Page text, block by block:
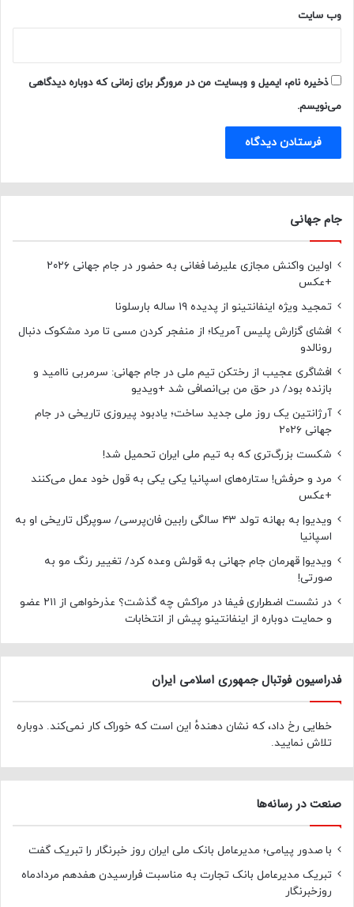
وب‌ سایت
ذخیره نام، ایمیل و وبسایت من در مرورگر برای زمانی که دوباره دیدگاهی
می‌نویسم.
جام جهانی
اولین واکنش مجازی علیرضا فغانی به حضور در جام جهانی ۲۰۲۶
+عکس
تمجید ویژه اینفانتینو از پدیده ۱۹ ساله بارسلونا
افشای گزارش پلیس آمریکا؛ از منفجر کردن مسی تا مرد مشکوک دنبال
رونالدو
افشاگری عجیب از رختکن تیم ملی در جام جهانی: سرمربی ناامید و
بازنده بود/ در حق من بی‌انصافی شد +ویدیو
آرژانتین یک روز ملی جدید ساخت؛ یادبود پیروزی تاریخی در جام
جهانی ۲۰۲۶
شکست بزرگ‌تری که به تیم ملی ایران تحمیل شد!
مرد و حرفش! ستاره‌های اسپانیا یکی یکی به قول خود عمل می‌کنند
+عکس
ویدیو| به بهانه تولد ۴۳ سالگی رابین فان‌پرسی/ سوپرگل تاریخی او به
اسپانیا
ویدیو| قهرمان جام جهانی به قولش وعده کرد/ تغییر رنگ مو به
صورتی!
در نشست اضطراری فیفا در مراکش چه گذشت؟ عذرخواهی از ۲۱۱ عضو
و حمایت دوباره از اینفانتینو پیش از انتخابات
فدراسیون فوتبال جمهوری اسلامی ایران
خطایی رخ داد، که نشان دهندهٔ این است که خوراک کار نمی‌کند. دوباره
تلاش نمایید.
صنعت در رسانه‌ها
با صدور پیامی؛ مدیرعامل بانک ملی ایران روز خبرنگار را تبریک گفت
تبریک مدیرعامل بانک تجارت به مناسبت فرارسیدن هفدهم مردادماه
روزخبرنگار